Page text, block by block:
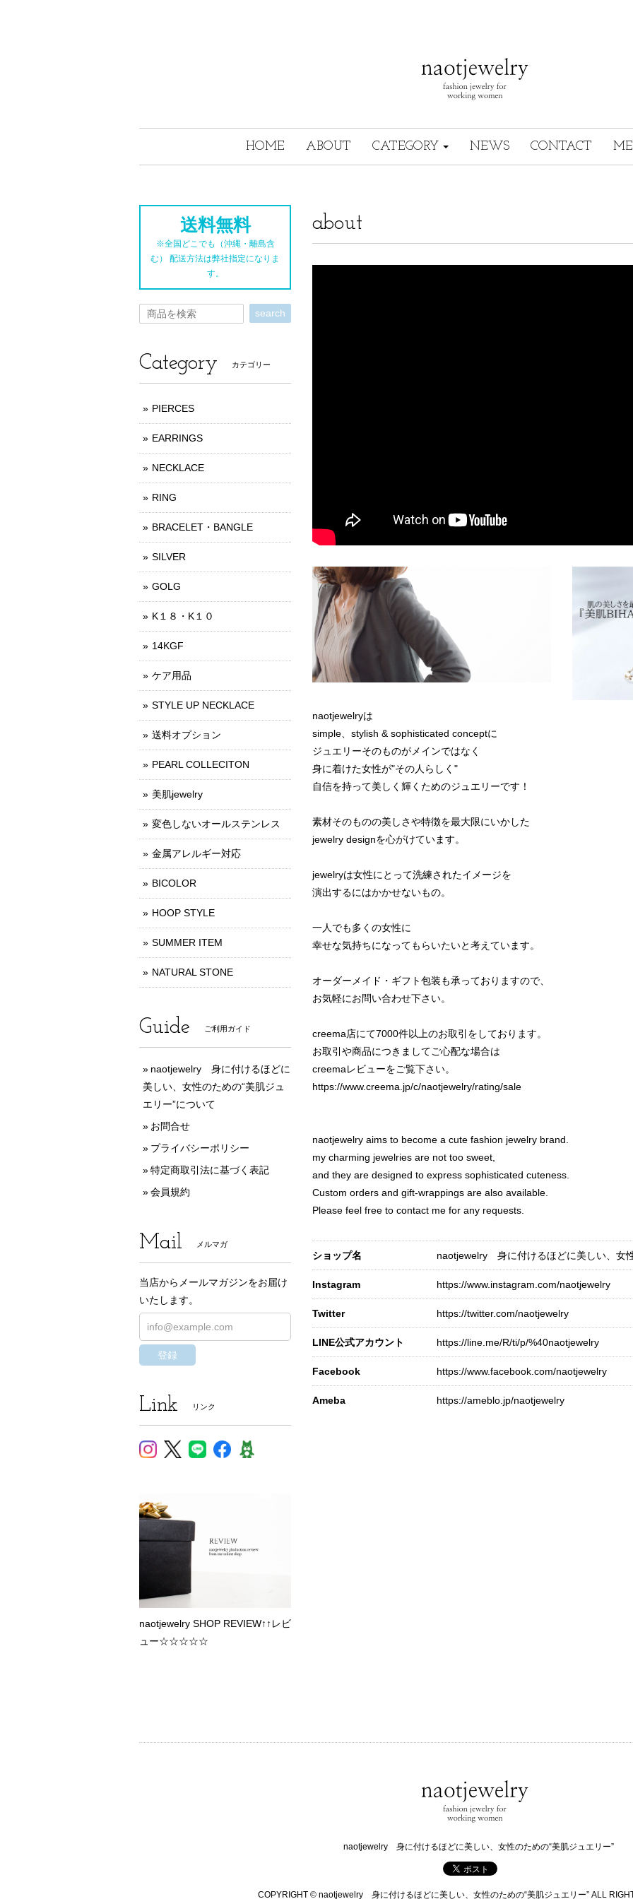
HOME ABOUT CATEGORY NEWS CONTACT
about
naotjewelryは
simple、stylish & sophisticated conceptに
ジュエリーそのものがメインではなく
身に着けた女性が"その人らしく"
自信を持って美しく輝くためのジュエリーです！
素材そのものの美しさや特徴を最大限にいかした
jewelry designを心がけています。
jewelryは女性にとって洗練されたイメージを
演出するにはかかせないもの。
一人でも多くの女性に
幸せな気持ちになってもらいたいと考えています。
オーダーメイド・ギフト包装も承っておりますので、
お気軽にお問い合わせ下さい。
creema店にて7000件以上のお取引をしております。
お取引や商品につきましてご心配な場合は
creemaレビューをご覧下さい。
https://www.creema.jp/c/naotjewelry/rating/sale
naotjewelry aims to become a cute fashion jewelry brand.
my charming jewelries are not too sweet,
and they are designed to express sophisticated cuteness.
Custom orders and gift-wrappings are also available.
Please feel free to contact me for any requests.
ショップ名 naotjewelry 身に付けるほどに美しい、女
Instagram https://www.instagram.com/naotjewelry
Twitter https://twitter.com/naotjewelry
LINE公式アカウント https://line.me/R/ti/p/%40naotjewelry
Facebook https://www.facebook.com/naotjewelry
Ameba https://ameblo.jp/naotjewelry
送料無料
※全国どこでも（沖縄・離島含
む） 配送方法は弊社指定になりま
す。
search
Category カテゴリー
PIERCES
EARRINGS
NECKLACE
RING
BRACELET・BANGLE
SILVER
GOLG
K１８・K１０
14KGF
ケア用品
STYLE UP NECKLACE
送料オプション
PEARL COLLECITON
美肌jewelry
変色しないオールステンレス
金属アレルギー対応
BICOLOR
HOOP STYLE
SUMMER ITEM
NATURAL STONE
Guide ご利用ガイド
naotjewelry 身に付けるほどに
美しい、女性のための“美肌ジュ
エリー”について
お問合せ
プライバシーポリシー
特定商取引法に基づく表記
会員規約
Mail メルマガ
当店からメールマガジンをお届け
いたします。
登録
Link リンク
naotjewelry SHOP REVIEW↑↑レビ
ュー☆☆☆☆☆
naotjewelry 身に付けるほどに美しい、女性のための“美肌ジュエリー”
COPYRIGHT © naotjewelry 身に付けるほどに美しい、女性のための“美肌ジュエリー” ALL